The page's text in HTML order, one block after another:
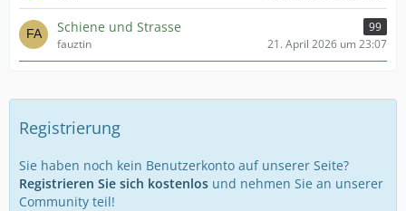
Schiene und Strasse
99
fauztin
21. April 2026 um 23:07
Registrierung
Sie haben noch kein Benutzerkonto auf unserer Seite?
Registrieren Sie sich kostenlos und nehmen Sie an unserer
Community teil!